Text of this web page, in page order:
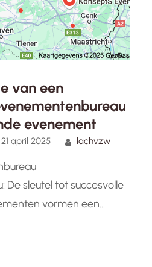
van een
evenement
21 april 2025 lachvzw
De sleutel tot succesvolle
vormen een
om